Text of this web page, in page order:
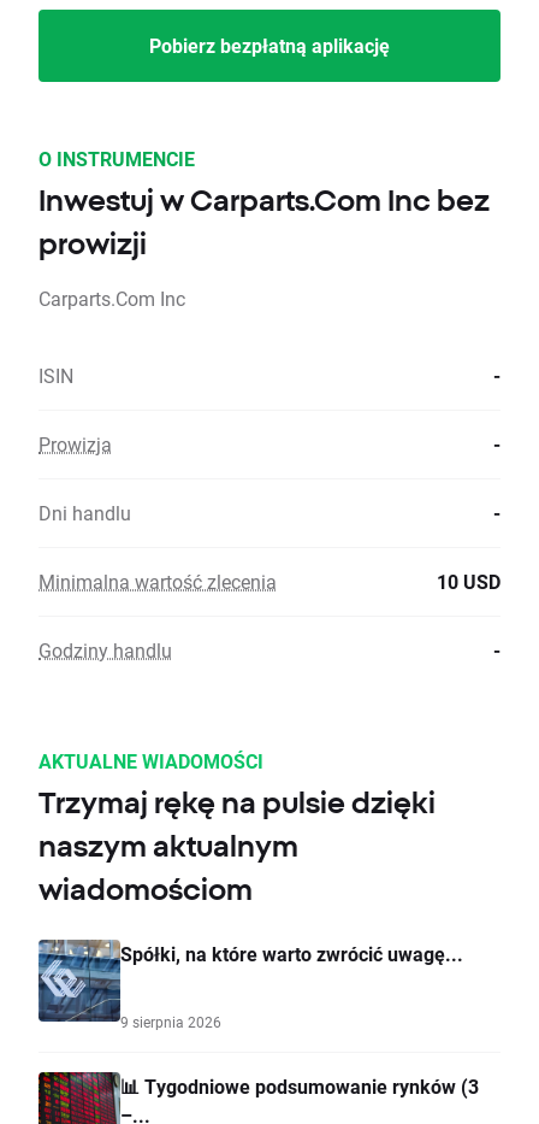
Pobierz bezpłatną aplikację
O INSTRUMENCIE
Inwestuj w Carparts.Com Inc bez
prowizji
Carparts.Com Inc
ISIN -
Prowizja -
Dni handlu -
Minimalna wartość zlecenia 10 USD
Godziny handlu -
AKTUALNE WIADOMOŚCI
Trzymaj rękę na pulsie dzięki
naszym aktualnym
wiadomościom
Spółki, na które warto zwrócić uwagę...
9 sierpnia 2026
📊 Tygodniowe podsumowanie rynków (3
–...